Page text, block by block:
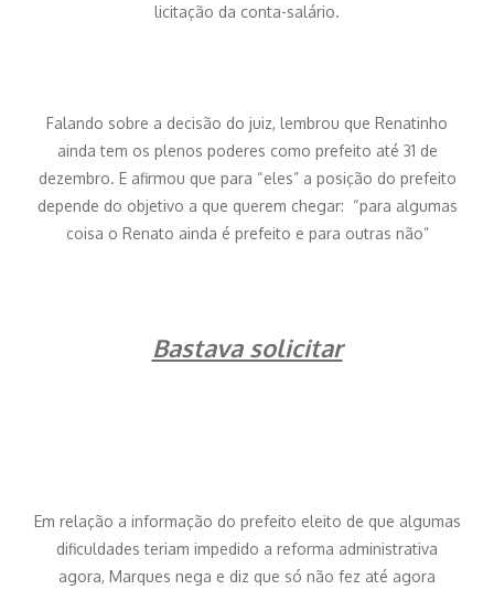
licitação da conta-salário.
Falando sobre a decisão do juiz, lembrou que Renatinho
ainda tem os plenos poderes como prefeito até 31 de
dezembro. E afirmou que para “eles” a posição do prefeito
depende do objetivo a que querem chegar: “para algumas
coisa o Renato ainda é prefeito e para outras não”
Bastava solicitar
Em relação a informação do prefeito eleito de que algumas
dificuldades teriam impedido a reforma administrativa
agora, Marques nega e diz que só não fez até agora